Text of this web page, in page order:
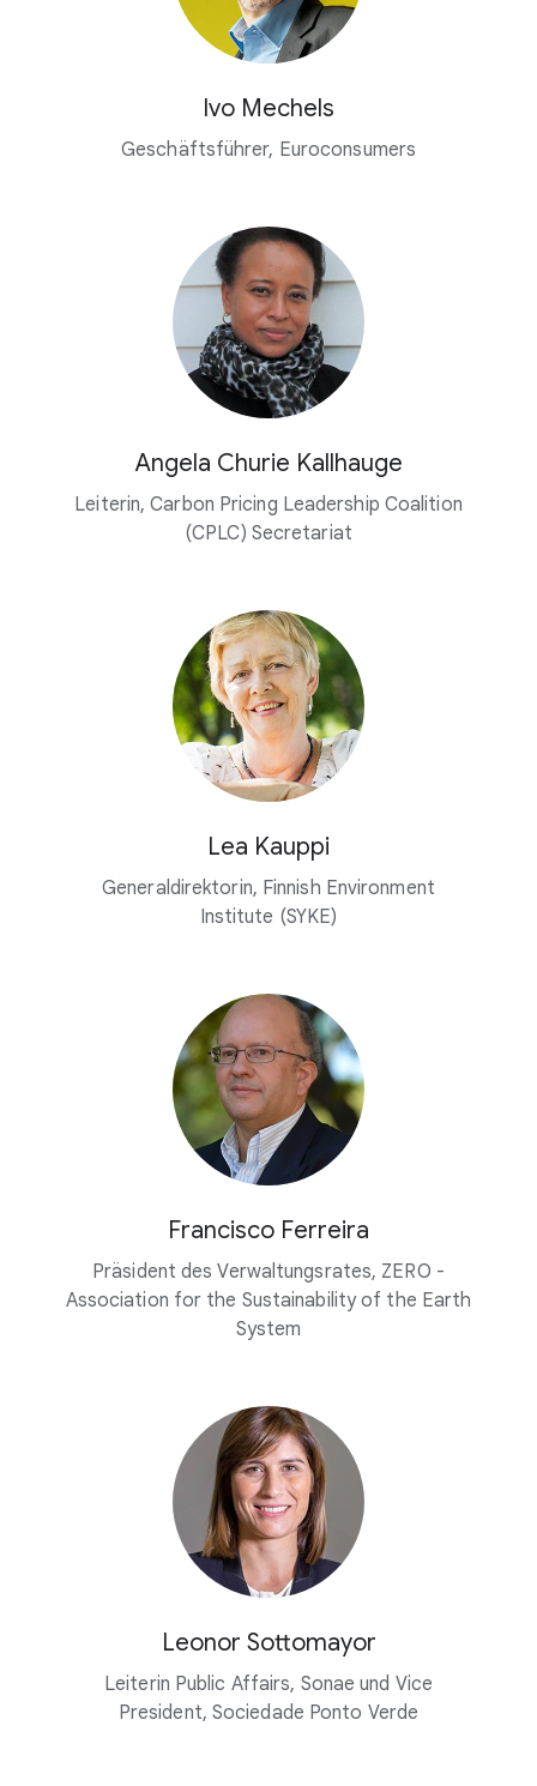
Ivo Mechels
Geschäftsführer, Euroconsumers
Angela Churie Kallhauge
Leiterin, Carbon Pricing Leadership Coalition
(CPLC) Secretariat
Lea Kauppi
Generaldirektorin, Finnish Environment
Institute (SYKE)
Francisco Ferreira
Präsident des Verwaltungsrates, ZERO -
Association for the Sustainability of the Earth
System
Leonor Sottomayor
Leiterin Public Affairs, Sonae und Vice
President, Sociedade Ponto Verde